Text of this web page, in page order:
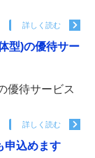
詳しく読む
型)の優待サー
優待サービス
詳しく読む
申込めます